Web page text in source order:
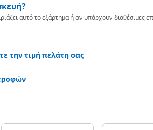
αυτό το εξάρτημα ή αν υπάρχουν διαθέσιμες
την τιμή πελάτη σας